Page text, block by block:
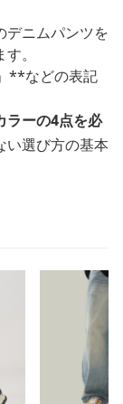
デニムパンツを
。
**などの表記
ラーの4点を必
い選び方の基本